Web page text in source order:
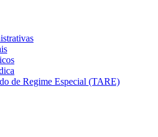
de Regime Especial (TARE)